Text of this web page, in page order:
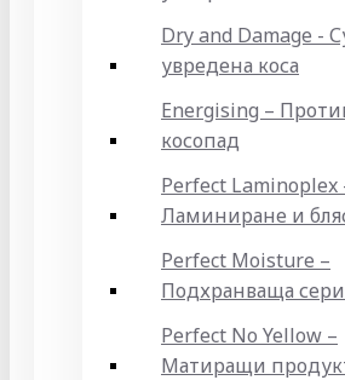
Dry and Damage -
увредена коса
Energising –
косопад
Perfect Laminoplex
Ламиниране и
Perfect Moisture –
Подхранваща
Perfect No Yellow –
Матиращи